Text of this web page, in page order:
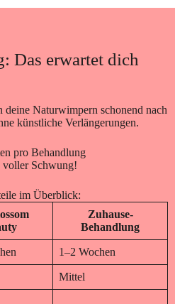
Das erwartet dich
deine Naturwimpern schonend nach
künstliche Verlängerungen.
pro Behandlung
Schwung!
im Überblick:
Zuhause-
Behandlung
1–2 Wochen
Mittel